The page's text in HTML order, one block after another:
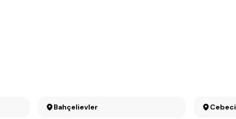
Bahçelievler Cebeci